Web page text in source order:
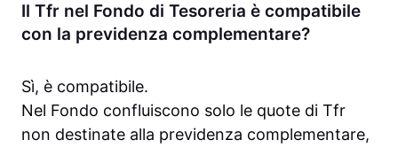
Il Tfr nel Fondo di Tesoreria è compatibile
con la previdenza complementare?
Sì, è compatibile.
Nel Fondo confluiscono solo le quote di Tfr
non destinate alla previdenza complementare,